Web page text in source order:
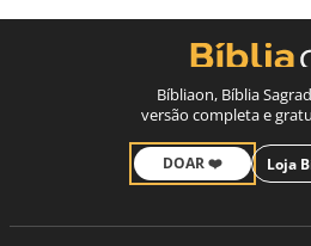
Bíbliaon, Bíblia
versão completa e
DOAR ❤️ Loja